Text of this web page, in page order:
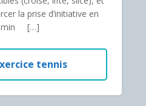
la prise d’initiative en
min […]
tennis